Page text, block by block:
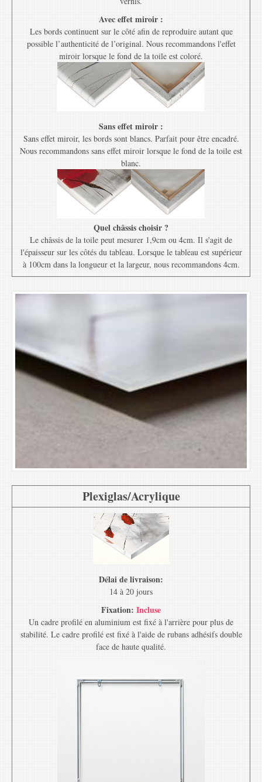
Avec effet miroir :
Les bords continuent sur le côté afin de reproduire autant que
possible l’authenticité de l’original. Nous recommandons l'effet
miroir lorsque le fond de la toile est coloré.
Sans effet miroir :
Sans effet miroir, les bords sont blancs. Parfait pour être encadré.
Nous recommandons sans effet miroir lorsque le fond de la toile est
blanc.
Quel châssis choisir ?
Le châssis de la toile peut mesurer 1,9cm ou 4cm. Il s'agit de
l'épaisseur sur les côtés du tableau. Lorsque le tableau est supérieur
à 100cm dans la longueur et la largeur, nous recommandons 4cm.
Plexiglas/Acrylique
Délai de livraison:
14 à 20 jours
Fixation: Incluse
Un cadre profilé en aluminium est fixé à l'arrière pour plus de
stabilité. Le cadre profilé est fixé à l'aide de rubans adhésifs double
face de haute qualité.